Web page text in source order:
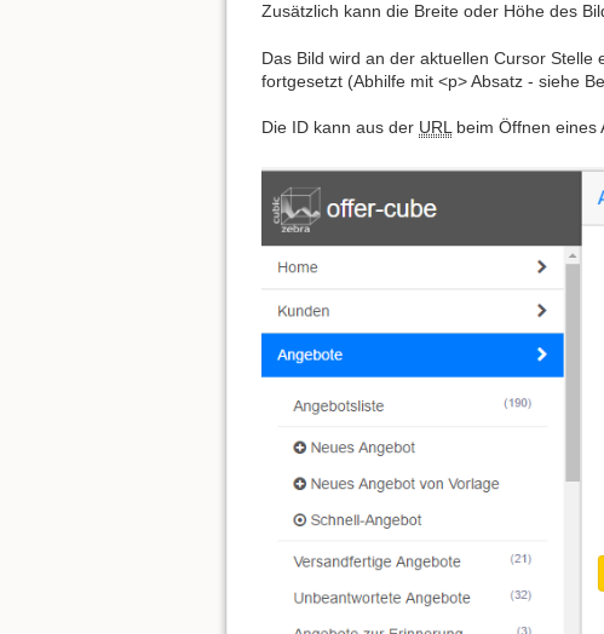
Zusätzlich kann die Breite oder Höhe des
Das Bild wird an der aktuellen Cursor
fortgesetzt (Abhilfe mit <p> Absatz - siehe
Die ID kann aus der URLbeim Öffnen eines